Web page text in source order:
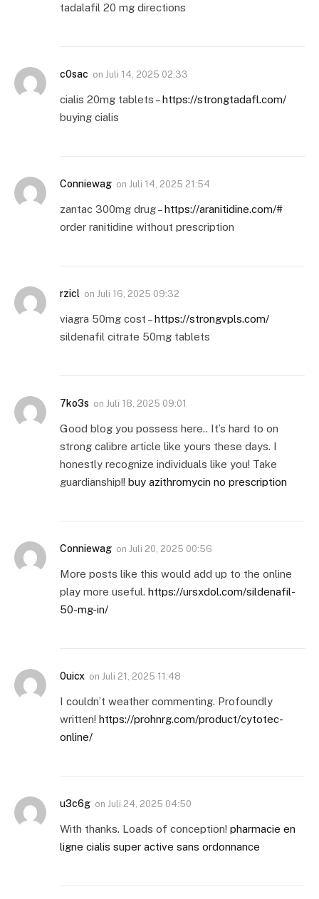
tadalafil 20 mg directions
c0sac on Juli 14, 2025 02:33
cialis 20mg tablets –https://strongtadafl.com/
buying cialis
Conniewag on Juli 14, 2025 21:54
zantac 300mg drug –https://aranitidine.com/#
order ranitidine without prescription
rzicl on Juli 16, 2025 09:32
viagra 50mg cost –https://strongvpls.com/
sildenafil citrate 50mg tablets
7ko3s on Juli 18, 2025 09:01
Good blog you possess here.. It’s hard to on
strong calibre article like yours these days. I
honestly recognize individuals like you! Take
guardianship!! buy azithromycin no prescription
Conniewag on Juli 20, 2025 00:56
More posts like this would add up to the online
play more useful. https://ursxdol.com/sildenafil-
50-mg-in/
0uicx on Juli 21, 2025 11:48
I couldn’t weather commenting. Profoundly
written! https://prohnrg.com/product/cytotec-
online/
u3c6g on Juli 24, 2025 04:50
With thanks. Loads of conception! pharmacie en
ligne cialis super active sans ordonnance